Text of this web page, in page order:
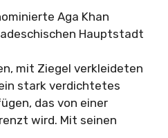
Aga Khan
Hauptstadt
mit Ziegel verkleideten
stark verdichtetes
das von einer
wird. Mit seinen